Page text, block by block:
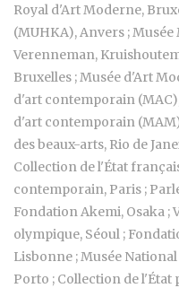
Royal d'Art Moderne,
(MUHKA), Anvers ;
Verenneman,
Bruxelles ; Musée d'Art
d'art contemporain
d'art contemporain
des beaux-arts, Rio de
Collection de l'État
contemporain, Paris ;
Fondation Akemi, Osaka ;
olympique, Séoul ;
Lisbonne ; Musée
Porto ; Collection de l'État